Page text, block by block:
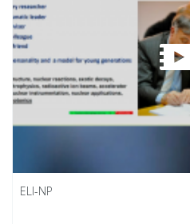
ELI-NP